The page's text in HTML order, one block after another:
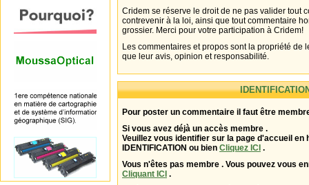
Cridem se réserve le droit de ne pas valider tout
contrevenir à la loi, ainsi que tout commentaire
grossier. Merci pour votre participation à Cridem!
Les commentaires et propos sont la propriété de
que leur avis, opinion et responsabilité.
Pour poster un commentaire il faut être
Si vous avez déjà un accès membre .
Veuillez vous identifier sur la page d'accueil en
IDENTIFICATION ou bien Cliquez ICI .
Vous n'êtes pas membre . Vous pouvez vous
Cliquant ICI .